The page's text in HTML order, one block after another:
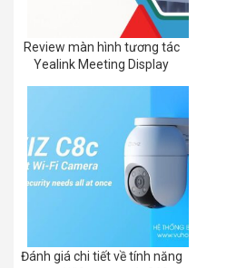
Review màn hình tương tác
Yealink Meeting Display
Đánh giá chi tiết về tính năng